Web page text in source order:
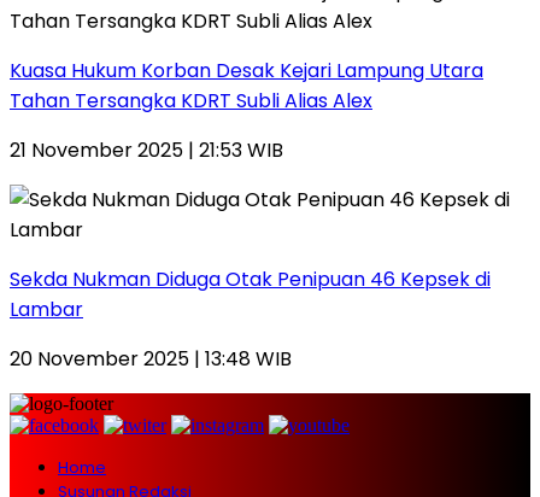
Kuasa Hukum Korban Desak Kejari Lampung Utara
Tahan Tersangka KDRT Subli Alias Alex
21 November 2025 | 21:53 WIB
Sekda Nukman Diduga Otak Penipuan 46 Kepsek di
Lambar
20 November 2025 | 13:48 WIB
Home
Susunan Redaksi